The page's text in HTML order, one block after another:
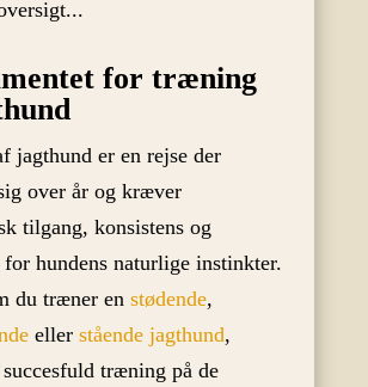
for træning
jagthund er en rejse der
over år og kræver
tilgang, konsistens og
for hundens naturlige instinkter.
du træner en stødende,
eller stående jagthund,
træning på de